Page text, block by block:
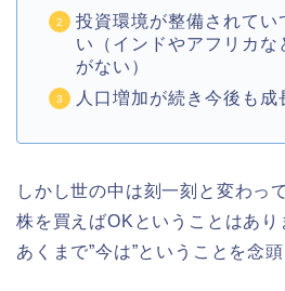
投資環境が整備されてい
い（インドやアフリカな
がない）
人口増加が続き今後も成
しかし世の中は刻一刻と変わっ
株を買えばOKということはあり
あくまで”今は”ということを念